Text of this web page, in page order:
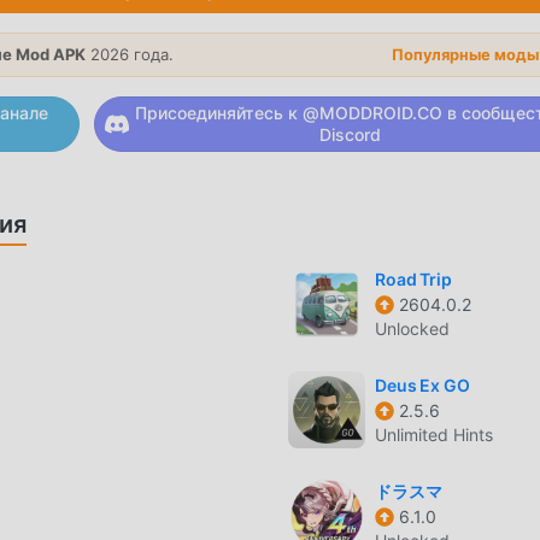
уникальный игровой процесс помог ему завоевать
от традиционных игр puzzle, в ISO Ball 2D вам нужно
могли легко начать всю игру и наслаждаться радостью,
Ball 2D 4.5. В то же время, moddroid специально создал
вам общаться и делиться со всеми любителями игр puzzle
к moddroid и наслаждайтесь puzzle игра со всеми
уникальным художественным стилем, а
ISO Ball 2D привлекает множество поклонников
Благодаря более продвинутым технологиям
оригинальный стиль puzzle, он максимально
различных типов мобильных телефонов apk с
Mod APK 2026 года. Популярные
Присоединяйтесь к @MODDROID.CO в
Discord
Road Trip
2604.0.2
Unlocked
Deus Ex GO
2.5.6
Unlimited Hints
ドラスマ
6.1.0